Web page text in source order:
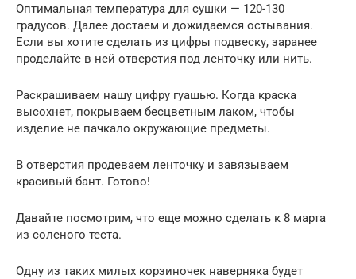
Оптимальная температура для сушки — 120-130
градусов. Далее достаем и дожидаемся остывания.
Если вы хотите сделать из цифры подвеску, заранее
проделайте в ней отверстия под ленточку или нить.
Раскрашиваем нашу цифру гуашью. Когда краска
высохнет, покрываем бесцветным лаком, чтобы
изделие не пачкало окружающие предметы.
В отверстия продеваем ленточку и завязываем
красивый бант. Готово!
Давайте посмотрим, что еще можно сделать к 8 марта
из соленого теста.
Одну из таких милых корзиночек наверняка будет